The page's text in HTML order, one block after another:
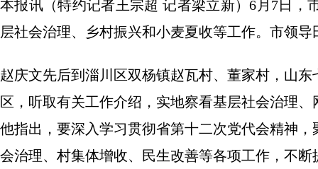
本报讯（特约记者王宗超 记者梁立新）6月7日
层社会治理、乡村振兴和小麦夏收等工作。市领导
赵庆文先后到淄川区双杨镇赵瓦村、董家村，山
区，听取有关工作介绍，实地察看基层社会治理
他指出，要深入学习贯彻省第十二次党代会精神
会治理、村集体增收、民生改善等各项工作，不